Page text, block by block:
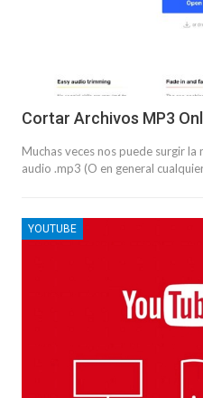
Cortar Archivos MP3
Muchas veces nos puede surgir
audio .mp3 (O en general
YOUTUBE